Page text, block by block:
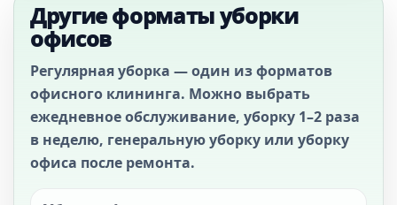
Другие форматы уборки
офисов
Регулярная уборка — один из форматов
офисного клининга. Можно выбрать
ежедневное обслуживание, уборку 1–2 раза
в неделю, генеральную уборку или уборку
офиса после ремонта.